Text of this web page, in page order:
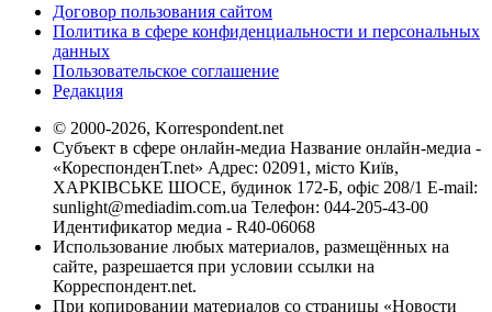
Договор пользования сайтом
Политика в сфере конфиденциальности и персональных
данных
Пользовательское соглашение
Редакция
© 2000-2026, Korrespondent.net
Субъект в сфере онлайн-медиа Название онлайн-медиа -
«КореспонденТ.net» Адрес: 02091, місто Київ,
ХАРКІВСЬКЕ ШОСЕ, будинок 172-Б, офіс 208/1 E-mail:
sunlight@mediadim.com.ua Телефон: 044-205-43-00
Идентификатор медиа - R40-06068
Использование любых материалов, размещённых на
сайте, разрешается при условии ссылки на
Корреспондент.net.
При копировании материалов со страницы «Новости